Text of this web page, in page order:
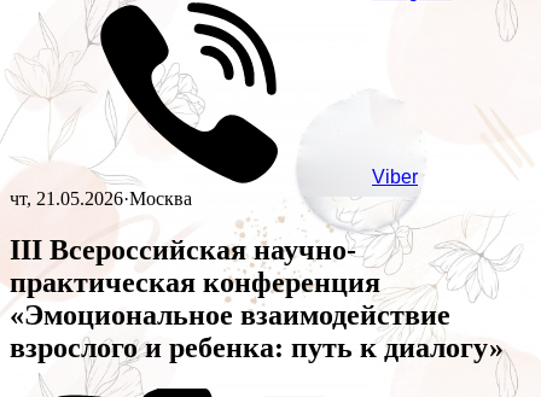
Viber
чт, 21.05.2026·Москва
III Всероссийская научно-
практическая конференция
«Эмоциональное взаимодействие
взрослого и ребенка: путь к диалогу»